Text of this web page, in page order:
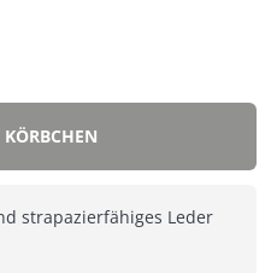
strapazierfähiges Leder